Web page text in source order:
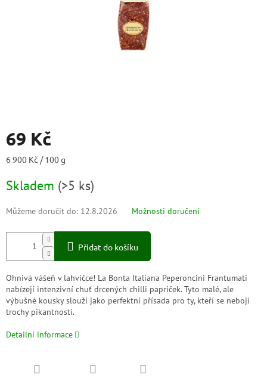
69 Kč
Měrná
6 900 Kč / 100 g
Skladem (>5 ks)
Můžeme doručit do: 12.8.2026 Možnosti doručení
Přidat do košíku
Ohnivá vášeň v lahvičce! La Bonta Italiana Peperoncini Frantumati
nabízejí intenzivní chuť drcených chilli papriček. Tyto malé, ale
výbušné kousky slouží jako perfektní přísada pro ty, kteří se nebojí
trochy pikantnosti.
Detailní informace